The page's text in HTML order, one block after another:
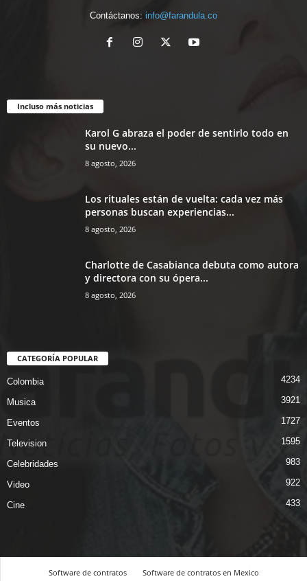
Contáctanos: info@farandula.co
Incluso más noticias
Karol G abraza el poder de sentirlo todo en
su nuevo...
8 agosto, 2026
Los rituales están de vuelta: cada vez más
personas buscan experiencias...
8 agosto, 2026
Charlotte de Casabianca debuta como autora
y directora con su ópera...
8 agosto, 2026
CATEGORÍA POPULAR
Colombia 4234
Musica 3921
Eventos 1727
Television 1595
Celebridades 983
Video 922
Cine 433
Software de contratos Software de contratos en Mexico